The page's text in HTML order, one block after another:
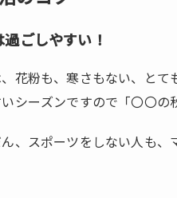
過ごしやすい！
花粉も、寒さもない、とて
シーズンですので「〇〇の
、スポーツをしない人も、